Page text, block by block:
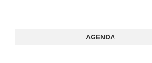
AGENDA